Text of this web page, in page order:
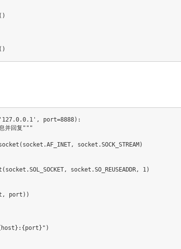
( )
( )
'127.0.0.1' , port=8888) :
并回复"""
( socket .AF_INET, socket .SOCK_STREAM )
( socket .SOL_SOCKET, socket .SO_REUSEADDR, 1)
, port ) )
host } : { port } " )